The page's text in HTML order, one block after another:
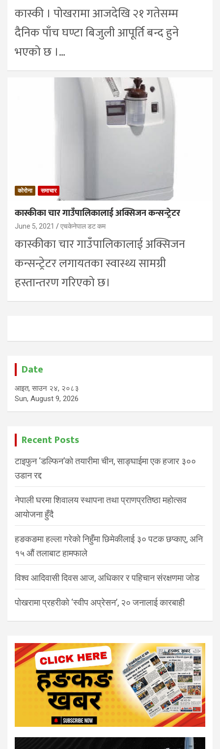
कास्की । पोखरामा आजदेखि २१ गतेसम्म
दैनिक पाँच घण्टा बिजुली आपूर्ति बन्द हुने
भएको छ ।…
कोरोना समाचार
कास्कीका चार गाउँपालिकालाई अक्सिजन कन्सन्ट्रेटर
June 5, 2021 एचकेनेपाल डट कम
कास्कीका चार गाउँपालिकालाई अक्सिजन
कन्सन्ट्रेटर लगायतका स्वास्थ्य सामग्री
हस्तान्तरण गरिएको छ।
Date
आइत, साउन २४, २०८३
Sun, August 9, 2026
Recent Posts
टाइफुन ‘डल्फिन’को तयारीमा चीन, साङ्घाईमा एक हजार ३००
उडान रद्द
नेपाली घरमा शिवालय स्थापना तथा प्राणप्रतिष्ठा महोत्सव
आयोजना हुँदै
हङकङमा हल्ला गरेको निहुँमा छिमेकीलाई ३० पटक छप्काए, अनि
१५ औं तलाबाट हामफाले
विश्व आदिवासी दिवस आज, अधिकार र पहिचान संरक्षणमा जोड
पोखरामा प्रहरीको ‘स्वीप अप्रेसन’, २० जनालाई कारबाही